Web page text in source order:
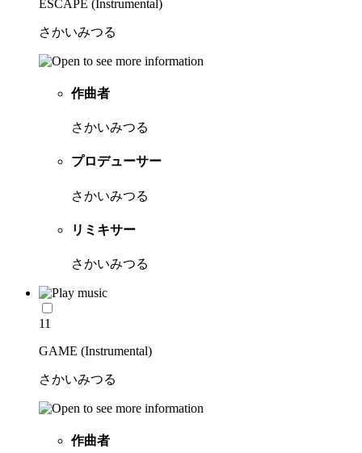
ESCAPE (Instrumental)
さかいみつる
作曲者
さかいみつる
プロデューサー
さかいみつる
リミキサー
さかいみつる
11
GAME (Instrumental)
さかいみつる
作曲者